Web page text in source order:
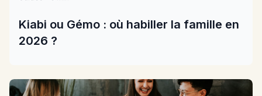
Kiabi ou Gémo : où habiller la famille en
2026 ?